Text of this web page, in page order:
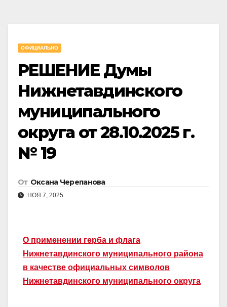
ОФИЦИАЛЬНО
РЕШЕНИЕ Думы
Нижнетавдинского
муниципального
округа от 28.10.2025 г.
№ 19
От Оксана Черепанова
НОЯ 7, 2025
О применении герба и флага
Нижнетавдинского муниципального района
в качестве официальных символов
Нижнетавдинского муниципального округа